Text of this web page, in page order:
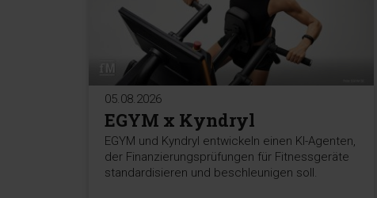
05.08.2026
EGYM x Kyndryl
EGYM und Kyndryl entwickeln einen KI-Agenten,
der Finanzierungsprüfungen für Fitnessgeräte
standardisieren und beschleunigen soll.